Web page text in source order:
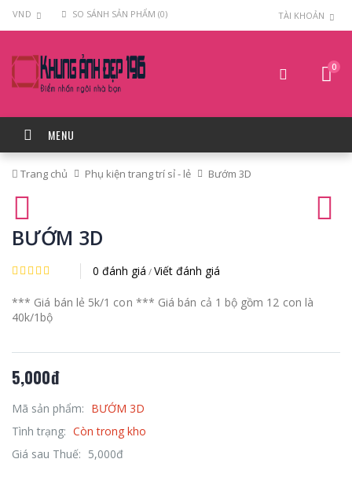
VND SO SÁNH SẢN PHẨM (0) TÀI KHOẢN
0
MENU
Trang chủ Phụ kiện trang trí sỉ - lẻ Bướm 3D
BƯỚM 3D
0 đánh giá / Viết đánh giá
*** Giá bán lẻ 5k/1 con *** Giá bán cả 1 bộ gồm 12 con là
40k/1bộ
5,000đ
Mã sản phẩm: BƯỚM 3D
Tình trạng: Còn trong kho
Giá sau Thuế: 5,000đ